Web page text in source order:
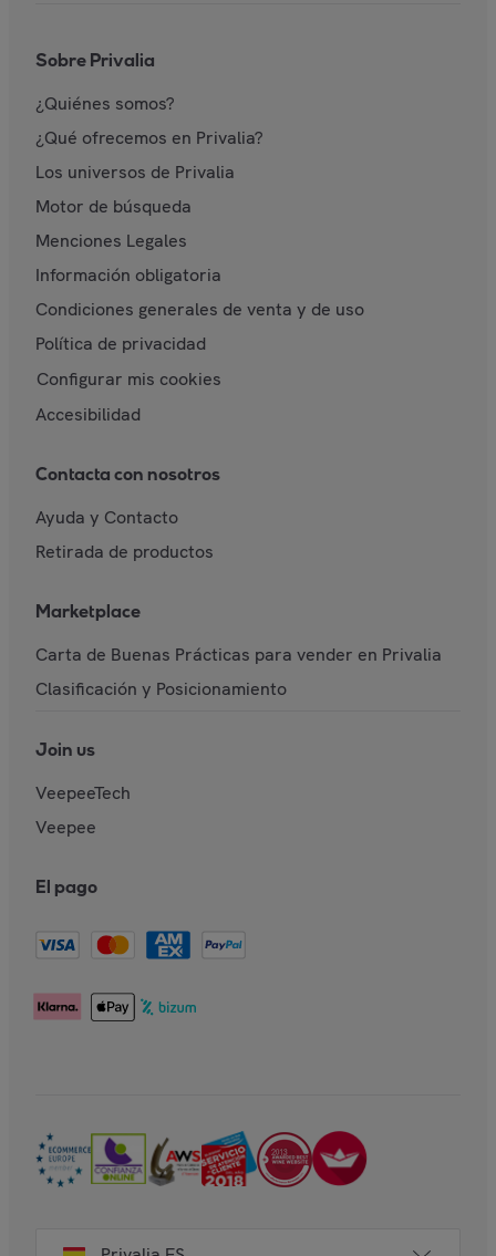
Sobre Privalia
¿Quiénes somos?
¿Qué ofrecemos en Privalia?
Los universos de Privalia
Motor de búsqueda
Menciones Legales
Información obligatoria
Condiciones generales de venta y de uso
Política de privacidad
Configurar mis cookies
Accesibilidad
Contacta con nosotros
Ayuda y Contacto
Retirada de productos
Marketplace
Carta de Buenas Prácticas para vender en Privalia
Clasificación y Posicionamiento
Join us
VeepeeTech
Veepee
El pago